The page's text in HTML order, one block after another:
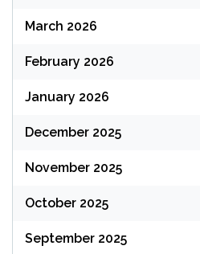
March 2026
February 2026
January 2026
December 2025
November 2025
October 2025
September 2025